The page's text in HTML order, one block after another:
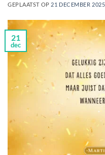
GEPLAATST OP 21 DECEMBER 2025
21
dec